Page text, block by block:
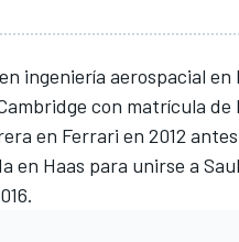
ingeniería aerospacial en
con matrícula de
en Ferrari en 2012
en Haas para unirse a